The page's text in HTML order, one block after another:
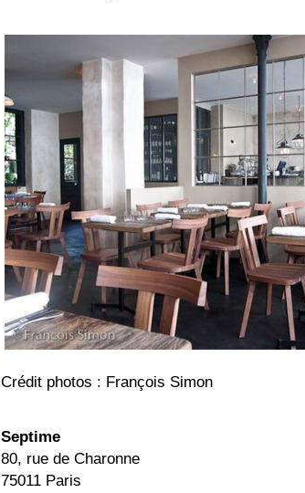
Crédit photos : François Simon
Septime
80, rue de Charonne
75011 Paris